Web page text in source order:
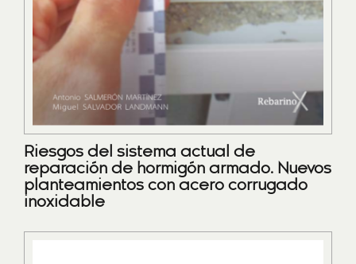
Riesgos del sistema actual de
reparación de hormigón armado. Nuevos
planteamientos con acero corrugado
inoxidable